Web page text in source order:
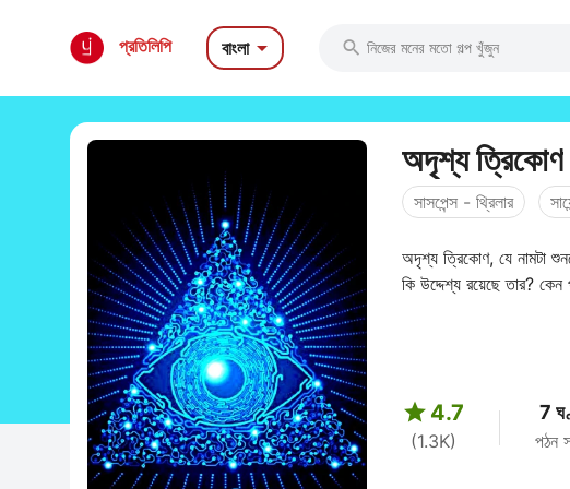
প্রতিলিপি বাংলা 
অদৃশ্য ত্রিকোণ
সাসপেন্স - থ্রিলার
অদৃশ্য ত্রিকোণ, যে নামটা
কি উদ্দেশ্য রয়েছে তার?
 4.7
(1.3K)
7
পঠন